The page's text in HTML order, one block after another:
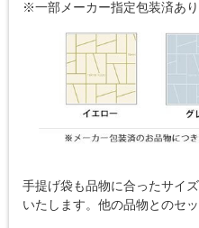
※一部メーカー指定包装済あり
手提げ袋も品物に合ったサイ
いたします。他の品物とのセ